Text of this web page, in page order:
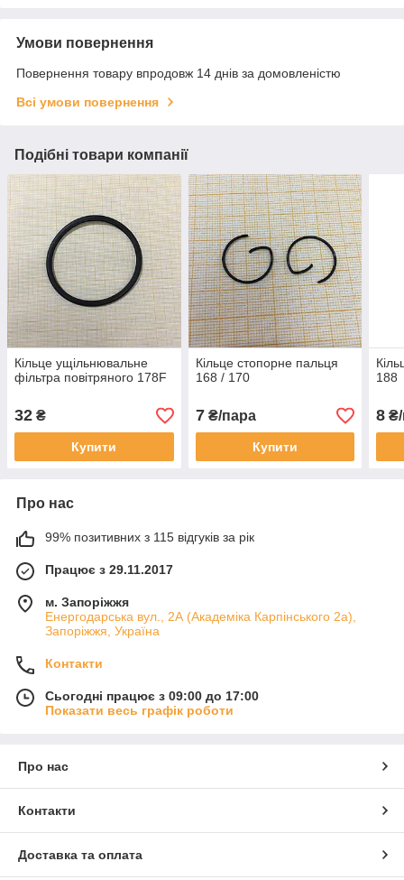
Умови повернення
Повернення товару впродовж 14 днів за домовленістю
Всі умови повернення
Подібні товари компанії
Кільце ущільнювальне
фільтра повітряного 178F
32 ₴
Купити
Кільце стопорне пальця
168 / 170
7₴/пара
Купити
188
8
Про нас
99% позитивних з 115 відгуків за рік
Працює з 29.11.2017
м. Запоріжжя
Енергодарська вул., 2А (Академіка Карпінського 2а),
Запоріжжя, Україна
Контакти
Сьогодні працює з 09:00 до 17:00
Показати весь графік роботи
Про нас
Контакти
Доставка та оплата